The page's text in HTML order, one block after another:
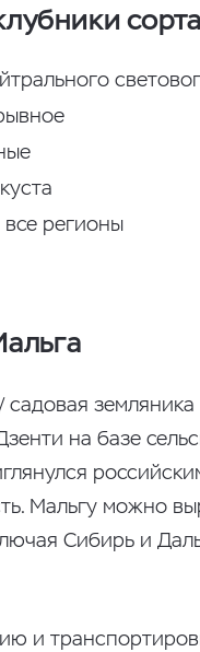
регионы
на базе
Мальгу можно
Сибирь и
и